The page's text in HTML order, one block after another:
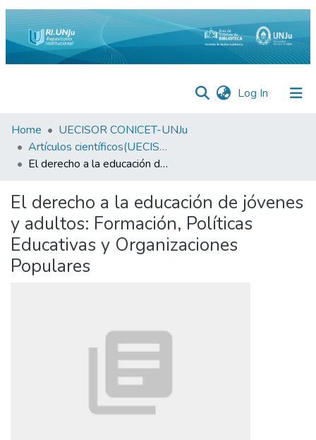
Log In (current)
Inicio
Institucional
Frecuentes
Estadísticas
Equipo
Home
UECISOR CONICET-UNJu
Artículos científicos(UECISOR)
El derecho a la educación de jóvenes y adultos: Formación, Políticas Educativas y Organizaciones Populares
El derecho a la educación de jóvenes
y adultos: Formación, Políticas
Educativas y Organizaciones
Populares